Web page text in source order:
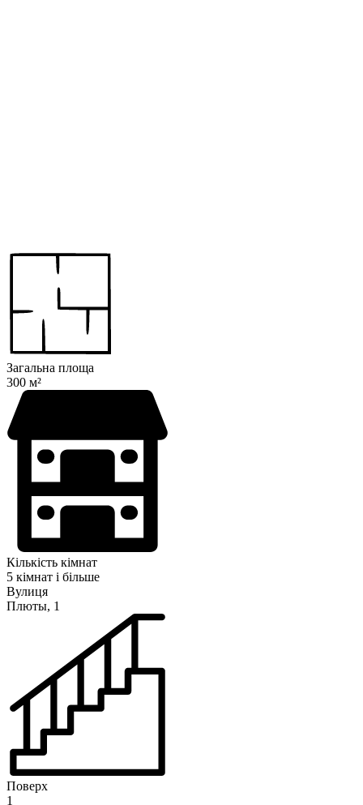
Загальна площа
300 м²
Кількість кімнат
5 кімнат і більше
Вулиця
Плюты, 1
Поверх
1